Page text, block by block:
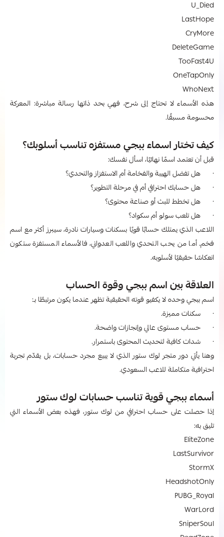
U_Died
LastHope
CryMore
DeleteGame
TooFast4U
OneTapOnly
WhoNext
هذه الأسماء لا تحتاج إلى شرح، فهي بحد ذاتها رسالة مباشرة: المعركة
محسومة مسبقًا.
كيف تختار اسماء ببجي مستفزه​ تناسب أسلوبك؟
قبل أن تعتمد اسمًا نهائيًا، اسأل نفسك:
· هل تفضل الهيبة والفخامة أم الاستفزاز والتحدي؟
· هل حسابك احترافي أم في مرحلة التطوير؟
· هل تخطط للبث أو صناعة محتوى؟
· هل تلعب سولو أم سكواد؟
اللاعب الذي يمتلك حسابًا قويًا بسكنات وسيارات نادرة، سيبرز أكثر مع اسم
فخم. أما من يحب التحدي واللعب العدواني، فالأسماء المستفزة ستكون
انعكاسًا حقيقيًا لأسلوبه.
العلاقة بين اسم ببجي وقوة الحساب
اسم ببجي وحده لا يكفيو قوته الحقيقية تظهر عندما يكون مرتبطًا بـ:
· سكنات مميزة.
· حساب مستوى عالي وإنجازات واضحة.
· شدات كافية لتحديث المحتوى باستمرار.
وهنا يأتي دور متجر لوك ستور الذي لا يبيع مجرد حسابات، بل يقدّم تجربة
احترافية متكاملة للاعب السعودي.
أسماء ببجي قوية تناسب حسابات لوك ستور
إذا حصلت على حساب احترافي من لوك ستور، فهذه بعض الأسماء التي
تليق به:
EliteZone
LastSurvivor
StormX
HeadshotOnly
PUBG_Royal
WarLord
SniperSoul